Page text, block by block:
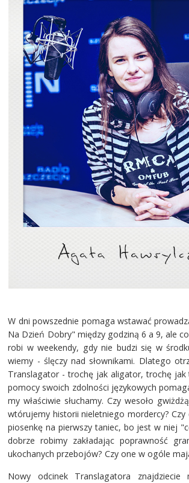
W dni powszednie pomaga wstawać
Na Dzień Dobry" między godziną 6 a 9, ale
robi w weekendy, gdy nie budzi się w
wiemy - ślęczy nad słownikami. Dlatego
Translagator - trochę jak aligator, trochę jak
pomocy swoich zdolności językowych
my właściwie słuchamy. Czy wesoło
wtórujemy historii nieletniego mordercy? Czy
piosenkę na pierwszy taniec, bo jest w niej
dobrze robimy zakładając poprawność
ukochanych przebojów? Czy one w ogóle
Nowy odcinek Translagatora znajdziecie